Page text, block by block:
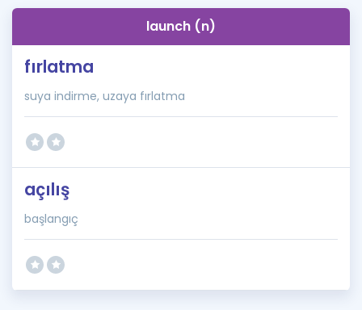
launch (n)
fırlatma
suya indirme, uzaya fırlatma
açılış
başlangıç